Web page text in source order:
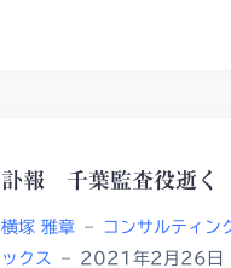
訃報 千葉監査役逝く
横塚 雅章 – コンサルティン
ックス
– 2021年2月26日